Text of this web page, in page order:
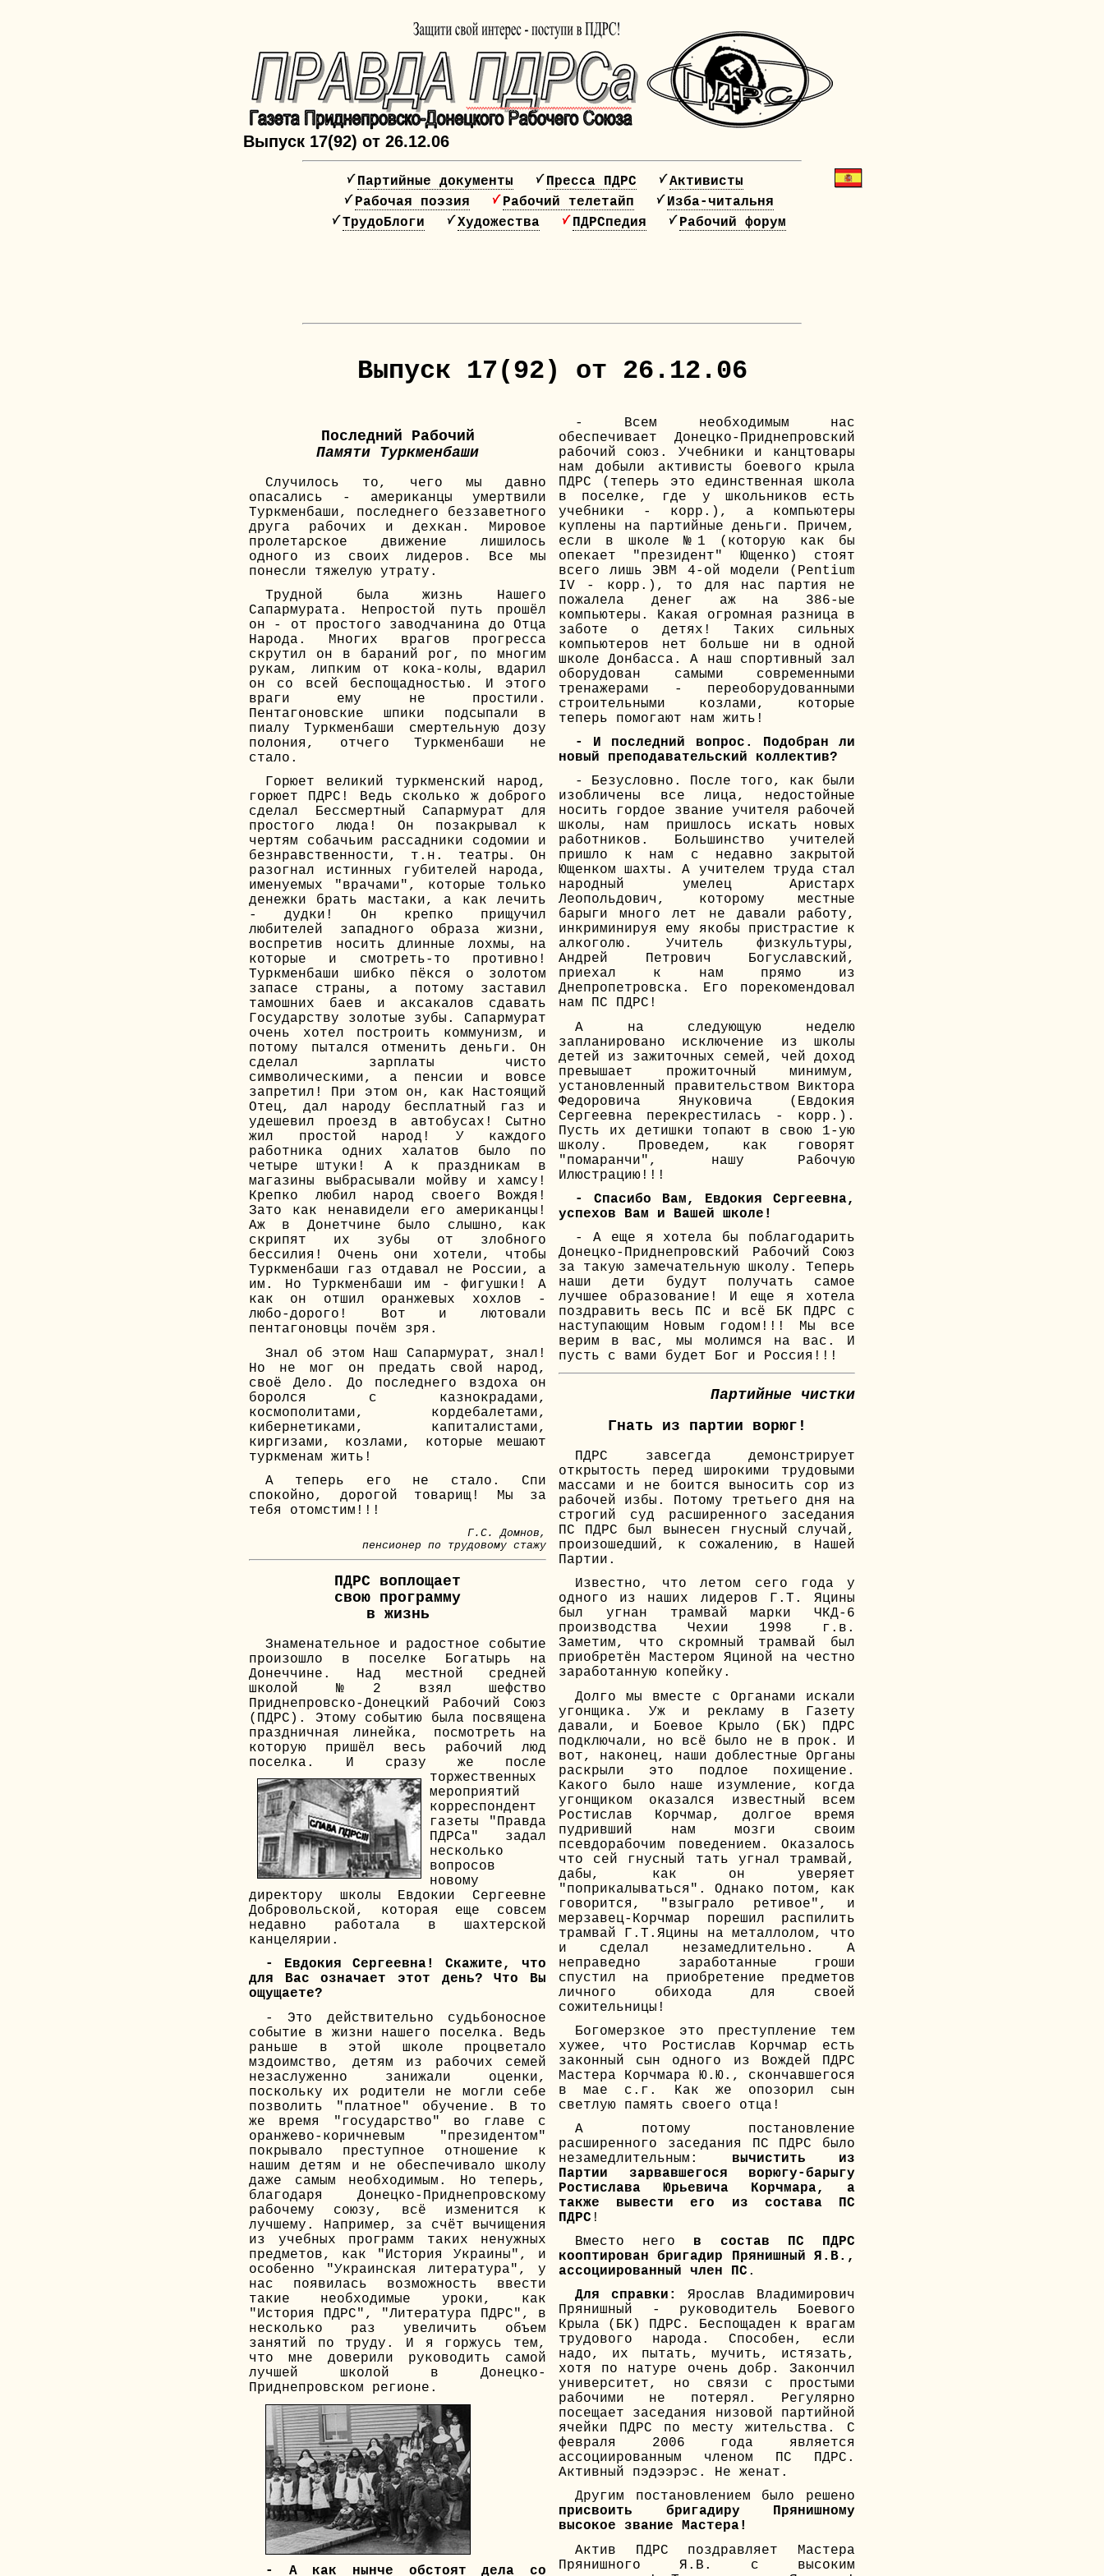
Выпуск 17(92) от 26.12.06
Партийные документы Пресса ПДРС
Активисты
Рабочая поэзия
Рабочий телетайп
Изба-читальня
ТрудоБлоги
Художества ПДРСпедия Рабочий форум
Выпуск 17(92) от 26.12.06
Последний Рабочий
Памяти Туркменбаши
Случилось то, чего мы давно
опасались - американцы умертвили
Туркменбаши, последнего беззаветного
друга рабочих и дехкан. Мировое
пролетарское движение лишилось
одного из своих лидеров. Все мы
понесли тяжелую утрату.
Трудной была жизнь Нашего
Сапармурата. Непростой путь прошёл
он - от простого заводчанина до Отца
Народа. Многих врагов прогресса
скрутил он в бараний рог, по многим
рукам, липким от кока-колы, вдарил
он со всей беспощадностью. И этого
враги ему не простили.
Пентагоновские шпики подсыпали в
пиалу Туркменбаши смертельную дозу
полония, отчего Туркменбаши не
стало.
Горюет великий туркменский народ,
горюет ПДРС! Ведь сколько ж доброго
сделал Бессмертный Сапармурат для
простого люда! Он позакрывал к
чертям собачьим рассадники содомии и
безнравственности, т.н. театры. Он
разогнал истинных губителей народа,
именуемых "врачами", которые только
денежки брать мастаки, а как лечить
- дудки! Он крепко прищучил
любителей западного образа жизни,
воспретив носить длинные лохмы, на
которые и смотреть-то противно!
Туркменбаши шибко пёкся о золотом
запасе страны, а потому заставил
тамошних баев и аксакалов сдавать
Государству золотые зубы. Сапармурат
очень хотел построить коммунизм, и
потому пытался отменить деньги. Он
сделал зарплаты чисто
символическими, а пенсии и вовсе
запретил! При этом он, как Настоящий
Отец, дал народу бесплатный газ и
удешевил проезд в автобусах! Сытно
жил простой народ! У каждого
работника одних халатов было по
четыре штуки! А к праздникам в
магазины выбрасывали мойву и хамсу!
Крепко любил народ своего Вождя!
Зато как ненавидели его американцы!
Аж в Донетчине было слышно, как
скрипят их зубы от злобного
бессилия! Очень они хотели, чтобы
Туркменбаши газ отдавал не России, а
им. Но Туркменбаши им - фигушки! А
как он отшил оранжевых хохлов -
любо-дорого! Вот и лютовали
пентагоновцы почём зря.
Знал об этом Наш Сапармурат, знал!
Но не мог он предать свой народ,
своё Дело. До последнего вздоха он
боролся с казнокрадами,
космополитами, кордебалетами,
кибернетиками, капиталистами,
киргизами, козлами, которые мешают
туркменам жить!
А теперь его не стало. Спи
спокойно, дорогой товарищ! Мы за
тебя отомстим!!!
Г.С. Домнов,
пенсионер по трудовому стажу
ПДРС воплощает
свою программу
в жизнь
Знаменательное и радостное событие
произошло в поселке Богатырь на
Донеччине. Над местной средней
школой №2 взял шефство
Приднепровско-Донецкий Рабочий Союз
(ПДРС). Этому событию была посвящена
праздничная линейка, посмотреть на
которую пришёл весь рабочий люд
поселка. И сразу же после
торжественных
мероприятий
корреспондент
газеты "Правда
ПДРСа" задал
несколько
вопросов
новому
директору школы Евдокии Сергеевне
Добровольской, которая еще совсем
недавно работала в шахтерской
канцелярии.
- Евдокия Сергеевна! Скажите, что
для Вас означает этот день? Что Вы
ощущаете?
- Это действительно судьбоносное
событие в жизни нашего поселка. Ведь
раньше в этой школе процветало
мздоимство, детям из рабочих семей
незаслуженно занижали оценки,
поскольку их родители не могли себе
позволить "платное" обучение. В то
же время "государство" во главе с
оранжево-коричневым "президентом"
покрывало преступное отношение к
нашим детям и не обеспечивало школу
даже самым необходимым. Но теперь,
благодаря Донецко-Приднепровскому
рабочему союзу, всё изменится к
лучшему. Например, за счёт вычищения
из учебных программ таких ненужных
предметов, как "История Украины", и
особенно "Украинская литература", у
нас появилась возможность ввести
такие необходимые уроки, как
"История ПДРС", "Литература ПДРС", в
несколько раз увеличить объем
занятий по труду. И я горжусь тем,
что мне доверили руководить самой
лучшей школой в Донецко-
Приднепровском регионе.
- А как нынче обстоят дела со
- Всем необходимым нас
обеспечивает Донецко-Приднепровский
рабочий союз. Учебники и канцтовары
нам добыли активисты боевого крыла
ПДРС (теперь это единственная школа
в поселке, где у школьников есть
учебники - корр.), а компьютеры
куплены на партийные деньги. Причем,
если в школе №1 (которую как бы
опекает "президент" Ющенко) стоят
всего лишь ЭВМ 4-ой модели (Pentium
IV - корр.), то для нас партия не
пожалела денег аж на 386-ые
компьютеры. Какая огромная разница в
заботе о детях! Таких сильных
компьютеров нет больше ни в одной
школе Донбасса. А наш спортивный зал
оборудован самыми современными
тренажерами - переоборудованными
строительными козлами, которые
теперь помогают нам жить!
- И последний вопрос. Подобран ли
новый преподавательский коллектив?
- Безусловно. После того, как были
изобличены все лица, недостойные
носить гордое звание учителя рабочей
школы, нам пришлось искать новых
работников. Большинство учителей
пришло к нам с недавно закрытой
Ющенком шахты. А учителем труда стал
народный умелец Аристарх
Леопольдович, которому местные
барыги много лет не давали работу,
инкриминируя ему якобы пристрастие к
алкоголю. Учитель физкультуры,
Андрей Петрович Богуславский,
приехал к нам прямо из
Днепропетровска. Его порекомендовал
нам ПС ПДРС!
А на следующую неделю
запланировано исключение из школы
детей из зажиточных семей, чей доход
превышает прожиточный минимум,
установленный правительством Виктора
Федоровича Януковича (Евдокия
Сергеевна перекрестилась - корр.).
Пусть их детишки топают в свою 1-ую
школу. Проведем, как говорят
"помаранчи", нашу Рабочую
Илюстрацию!!!
- Спасибо Вам, Евдокия Сергеевна,
успехов Вам и Вашей школе!
- А еще я хотела бы поблагодарить
Донецко-Приднепровский Рабочий Союз
за такую замечательную школу. Теперь
наши дети будут получать самое
лучшее образование! И еще я хотела
поздравить весь ПС и всё БК ПДРС с
наступающим Новым годом!!! Мы все
верим в вас, мы молимся на вас. И
пусть с вами будет Бог и Россия!!!
Партийные чистки
Гнать из партии ворюг!
ПДРС завсегда демонстрирует
открытость перед широкими трудовыми
массами и не боится выносить сор из
рабочей избы. Потому третьего дня на
строгий суд расширенного заседания
ПС ПДРС был вынесен гнусный случай,
произошедший, к сожалению, в Нашей
Партии.
Известно, что летом сего года у
одного из наших лидеров Г.Т. Яцины
был угнан трамвай марки ЧКД-6
производства Чехии 1998 г.в.
Заметим, что скромный трамвай был
приобретён Мастером Яциной на честно
заработанную копейку.
Долго мы вместе с Органами искали
угонщика. Уж и рекламу в Газету
давали, и Боевое Крыло (БК) ПДРС
подключали, но всё было не в прок. И
вот, наконец, наши доблестные Органы
раскрыли это подлое похищение.
Какого было наше изумление, когда
угонщиком оказался известный всем
Ростислав Корчмар, долгое время
пудривший нам мозги своим
псевдорабочим поведением. Оказалось
что сей гнусный тать угнал трамвай,
дабы, как он уверяет
"поприкалываться". Однако потом, как
говорится, "взыграло ретивое", и
мерзавец-Корчмар порешил распилить
трамвай Г.Т.Яцины на металлолом, что
и сделал незамедлительно. А
неправедно заработанные гроши
спустил на приобретение предметов
личного обихода для своей
сожительницы!
Богомерзкое это преступление тем
хужее, что Ростислав Корчмар есть
законный сын одного из Вождей ПДРС
Мастера Корчмара Ю.Ю., скончавшегося
в мае с.г. Как же опозорил сын
светлую память своего отца!
А потому постановление
расширенного заседания ПС ПДРС было
незамедлительным: вычистить из
Партии зарвавшегося ворюгу-барыгу
Ростислава Юрьевича Корчмара, а
также вывести его из состава ПС
ПДРС !
Вместо него в состав ПС ПДРС
кооптирован бригадир Прянишный Я.В.,
ассоциированный член ПС .
Для справки:
Ярослав Владимирович
Прянишный - руководитель Боевого
Крыла (БК) ПДРС. Беспощаден к врагам
трудового народа. Способен, если
надо, их пытать, мучить, истязать,
хотя по натуре очень добр. Закончил
университет, но связи с простыми
рабочими не потерял. Регулярно
посещает заседания низовой партийной
ячейки ПДРС по месту жительства. С
февраля 2006 года является
ассоциированным членом ПС ПДРС.
Активный пэдээрэс. Не женат.
Другим постановлением было решено
присвоить бригадиру Прянишному
высокое звание Мастера!
Актив ПДРС поздравляет Мастера
Прянишного Я.В. с высоким